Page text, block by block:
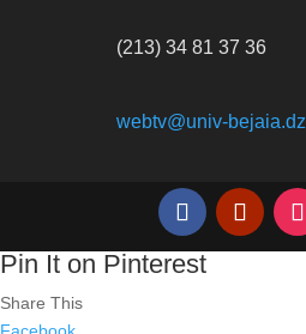
(213) 34 81 37 36
webtv@univ-bejaia.dz
Pin It on Pinterest
Share This